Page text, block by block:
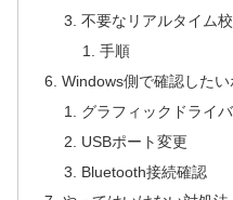
不要なリアルタイム
手順
Windows側で確認したい
グラフィックドライ
USBポート変更
Bluetooth接続確認